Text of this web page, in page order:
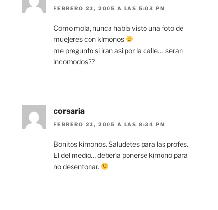
FEBRERO 23, 2005 A LAS 5:03 PM
Como mola, nunca habia visto una foto de
muejeres con kimonos
me pregunto si iran asi por la calle…. seran
incomodos??
corsaria
FEBRERO 23, 2005 A LAS 8:34 PM
Bonitos kimonos. Saludetes para las profes.
El del medio… debería ponerse kimono para
no desentonar.